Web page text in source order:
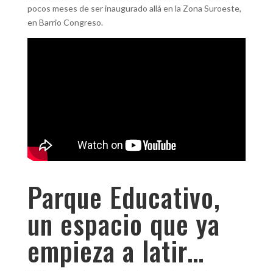
pocos meses de ser inaugurado allá en la Zona Suroeste,
en Barrio Congreso.
Parque Educativo,
un espacio que ya
empieza a latir…